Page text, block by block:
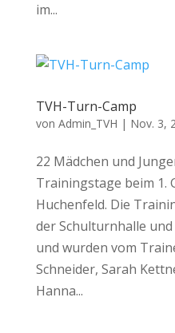
im...
TVH-Turn-Camp
von Admin_TVH | Nov. 3,
22 Mädchen und
Trainingstage beim 1.
Huchenfeld. Die
der Schulturnhalle
und wurden vom
Schneider, Sarah
Hanna...